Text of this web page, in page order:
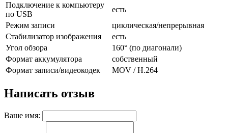
Подключение к компьютеру
по USB
есть
Режим записи
циклическая/непрерывная
Стабилизатор изображения
есть
Угол обзора
160° (по диагонали)
Формат аккумулятора
собственный
Формат записи/видеокодек
MOV / H.264
Написать отзыв
Ваше имя: